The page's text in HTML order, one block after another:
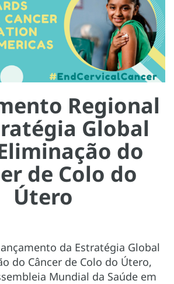
Regional
Global
do
de Colo do
Útero
da Estratégia Global
do Câncer de Colo do Útero,
Mundial da Saúde em